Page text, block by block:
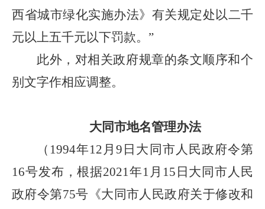
西省城市绿化实施办法》有关规定处以二千
元以上五千元以下罚款。”
此外，对相关政府规章的条文顺序和个
别文字作相应调整。
大同市地名管理办法
（1994年12月9日大同市人民政府令第
16号发布，根据2021年1月15日大同市人民
政府令第75号《大同市人民政府关于修改和